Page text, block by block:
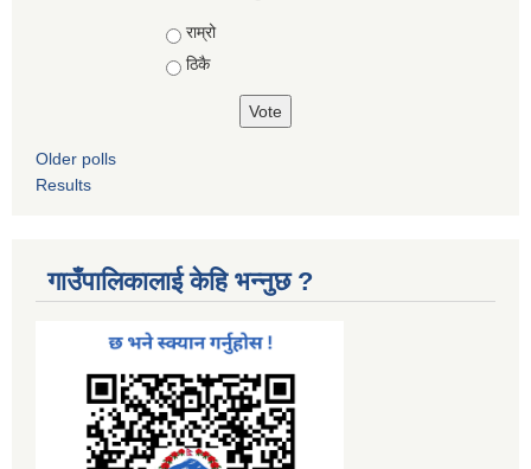
Choices
राम्रो
ठिकै
Older polls
Results
गाउँपालिकालाई केहि भन्नुछ ?